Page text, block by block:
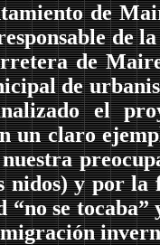
de
de
de
de
el
un claro
nidos) y por la
“no se tocaba”